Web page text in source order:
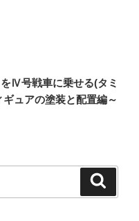
Ⅳ号戦車に乗せる(タミ
アの塗装と配置編～